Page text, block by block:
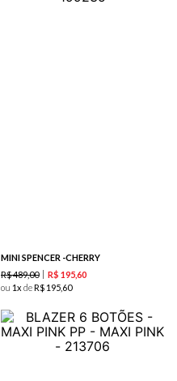
MINI SPENCER -CHERRY
R$489,00 R$ 19560
ou 1 deR$ 195 60